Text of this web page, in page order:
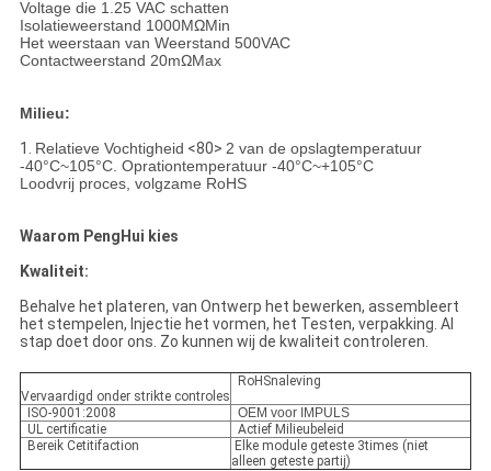
Voltage die 1.25 VAC schatten
Isolatieweerstand 1000MΩMin
Het weerstaan van Weerstand 500VAC
Contactweerstand 20mΩMax
Milieu:
1. Relatieve Vochtigheid <80> 2 van de opslagtemperatuur
-40°C~105°C. Oprationtemperatuur -40°C~+105°C
Loodvrij proces, volgzame RoHS
Waarom PengHui kies
Kwaliteit:
Behalve het plateren, van Ontwerp het bewerken, assembleert
het stempelen, Injectie het vormen, het Testen, verpakking. Al
stap doet door ons. Zo kunnen wij de kwaliteit controleren.
Vervaardigd onder strikte controles
RoHSnaleving
ISO-9001:2008
OEM voor IMPULS
UL certificatie
Actief Milieubeleid
Bereik Cetitifaction
Elke module geteste 3times (niet
alleen geteste partij)